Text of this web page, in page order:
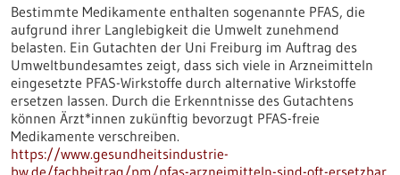
Bestimmte Medikamente enthalten sogenannte PFAS, die
aufgrund ihrer Langlebigkeit die Umwelt zunehmend
belasten. Ein Gutachten der Uni Freiburg im Auftrag des
Umweltbundesamtes zeigt, dass sich viele in Arzneimitteln
eingesetzte PFAS-Wirkstoffe durch alternative Wirkstoffe
ersetzen lassen. Durch die Erkenntnisse des Gutachtens
können Ärzt*innen zukünftig bevorzugt PFAS-freie
Medikamente verschreiben.
https://www.gesundheitsindustrie-
bw.de/fachbeitrag/pm/pfas-arzneimitteln-sind-oft-ersetzbar